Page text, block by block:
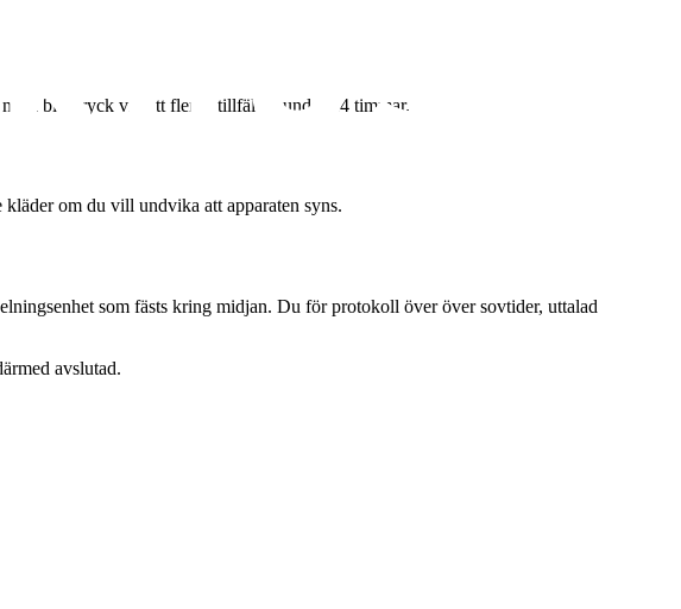
blodtryck vid ett flertal tillfällen under 24 timmar.
om du vill undvika att apparaten syns.
som fästs kring midjan. Du för protokoll över över sovtider, uttalad
avslutad.